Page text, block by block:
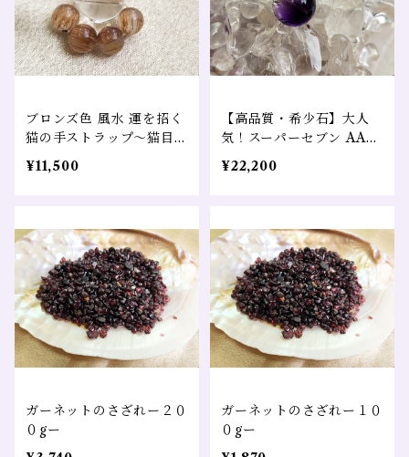
ブロンズ色 風水 運を招く
猫の手ストラップ～猫目ル
チルクォーツ～
¥11,500
【高品質・希少石】大人
気！スーパーセブン AAA
１０㎜ １粒売り
¥22,200
ガーネットのさざれー２０
０gー
ガーネットのさざれー１０
０gー